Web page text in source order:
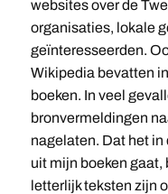
websites over de
organisaties, lokale
geïnteresseerden.
Wikipedia bevatten
boeken. In veel
bronvermeldingen
nagelaten. Dat het
uit mijn boeken
letterlijk teksten zijn